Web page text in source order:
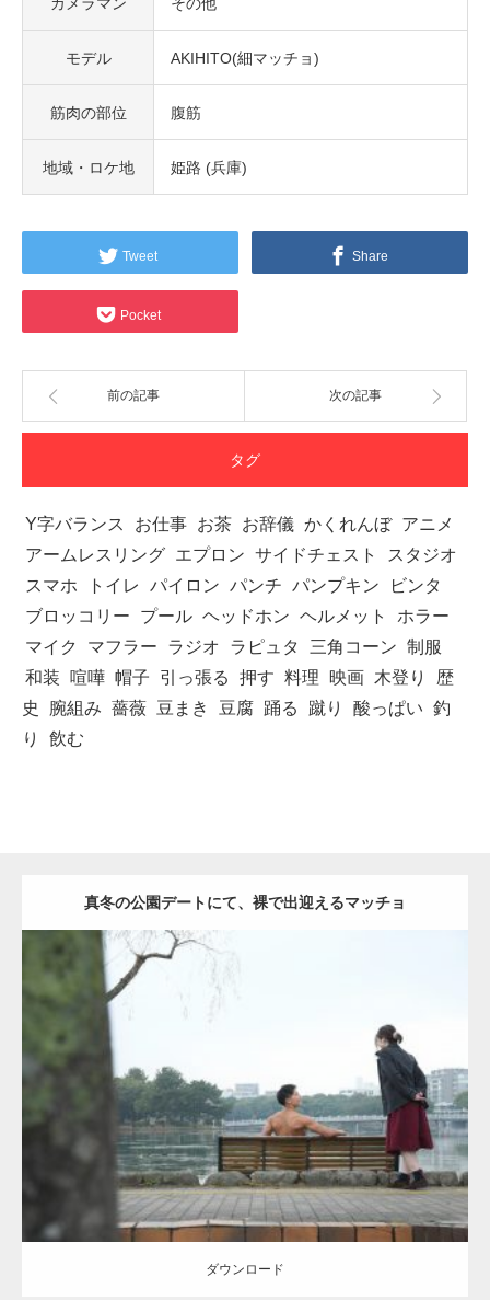
モデル AKIHITO(細マッチョ)
筋肉の部位 腹筋
地域・ロケ地 姫路 (兵庫)
Tweet Share
Pocket
前の記事 次の記事
タグ
Y字バランス お仕事 お茶 お辞儀 かくれんぼ アニメ
アームレスリング エプロン サイドチェスト
スタジオ
スマホ
トイレ パイロン パンチ パンプキン
ビンタ
ブロッコリー
プール ヘッドホン ヘルメット
ホラー
マイク
マフラー ラジオ ラピュタ 三角コーン 制服
和装
喧嘩 帽子 引っ張る 押す 料理 映画 木登り
歴
史
腕組み 薔薇 豆まき 豆腐 踊る 蹴り 酸っぱい 釣
り
飲む
真冬の公園デートにて、裸で出迎えるマッチョ
公園のマッチョ AKIHITO(細マッチョ) 背中
ダウンロード
ダウンロード